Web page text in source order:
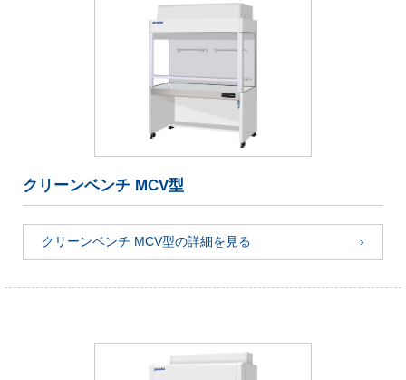
クリーンベンチ MCV型
クリーンベンチ MCV型の詳細を見る